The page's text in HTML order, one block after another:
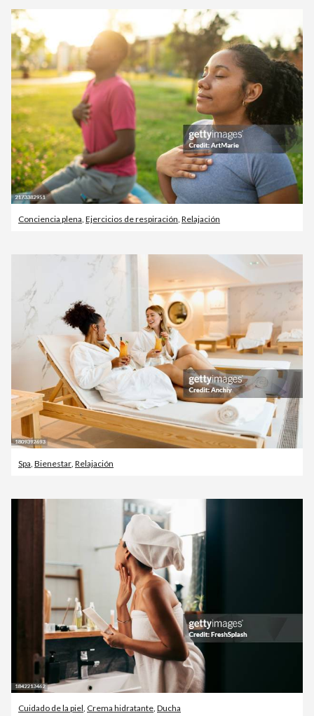
Conciencia plena Ejercicios de respiración Relajación
Spa Bienestar Relajación
Cuidado de la piel, Crema hidratante, Ducha